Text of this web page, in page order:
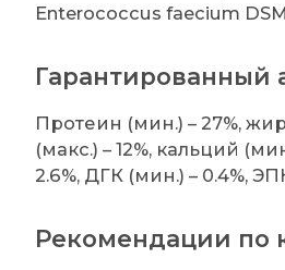
Enterococcus faecium
Гарантированный
Протеин (мин.) – 27%, жир
(макс.) – 12%, кальций
2.6%, ДГК (мин.) – 0.4%,
Рекомендации по